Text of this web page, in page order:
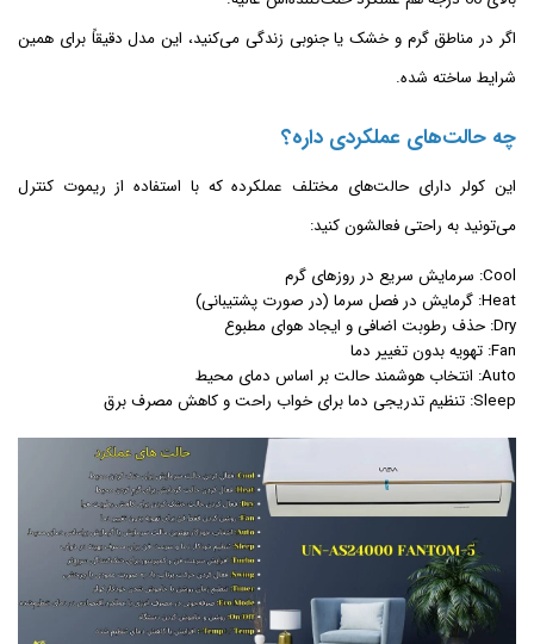
اگر در مناطق گرم و خشک یا جنوبی زندگی می‌کنید، این مدل دقیقاً برای همین
شرایط ساخته شده.
چه حالت‌های عملکردی داره؟
این کولر دارای حالت‌های مختلف عملکرده که با استفاده از ریموت کنترل
می‌تونید به راحتی فعالشون کنید:
Cool: سرمایش سریع در روزهای گرم
Heat: گرمایش در فصل سرما (در صورت پشتیبانی)
Dry: حذف رطوبت اضافی و ایجاد هوای مطبوع
Fan: تهویه بدون تغییر دما
Auto: انتخاب هوشمند حالت بر اساس دمای محیط
Sleep: تنظیم تدریجی دما برای خواب راحت و کاهش مصرف برق